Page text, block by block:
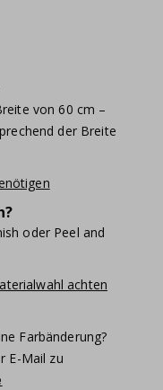
von 60 cm –
der Breite
oder Peel and
achten
Farbänderung?
E-Mail zu